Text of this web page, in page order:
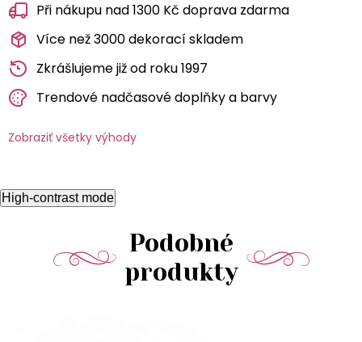
Při nákupu nad 1300 Kč doprava zdarma
Více než 3000 dekorací skladem
Zkrášlujeme již od roku 1997
Trendové nadčasové doplňky a barvy
Zobraziť všetky výhody
High-contrast mode
Podobné
produkty